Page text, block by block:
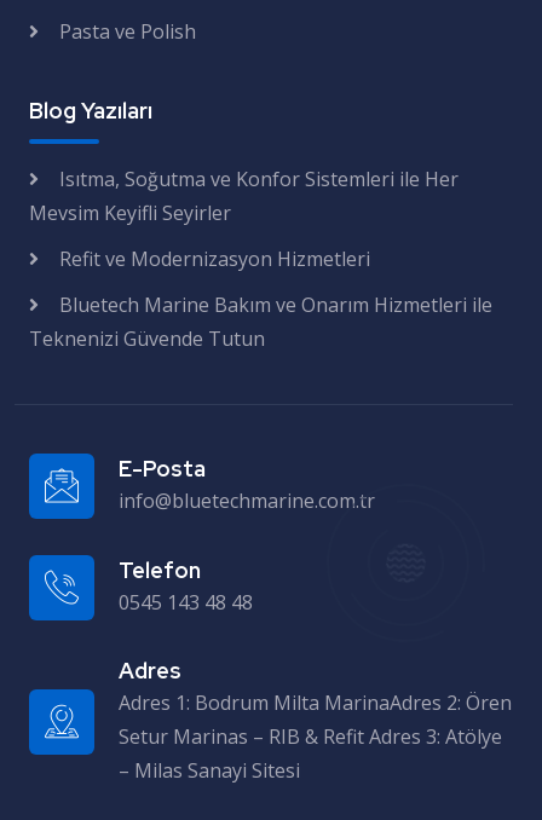
Pasta ve Polish
Blog Yazıları
Isıtma, Soğutma ve Konfor Sistemleri ile Her
Mevsim Keyifli Seyirler
Refit ve Modernizasyon Hizmetleri
Bluetech Marine Bakım ve Onarım Hizmetleri ile
Teknenizi Güvende Tutun
E-Posta
info@bluetechmarine.com.tr
Telefon
0545 143 48 48
Adres
Adres 1: Bodrum Milta MarinaAdres 2: Ören Setur Marinas – RIB & Refit Adres 3: Atölye – Milas Sanayi Sitesi